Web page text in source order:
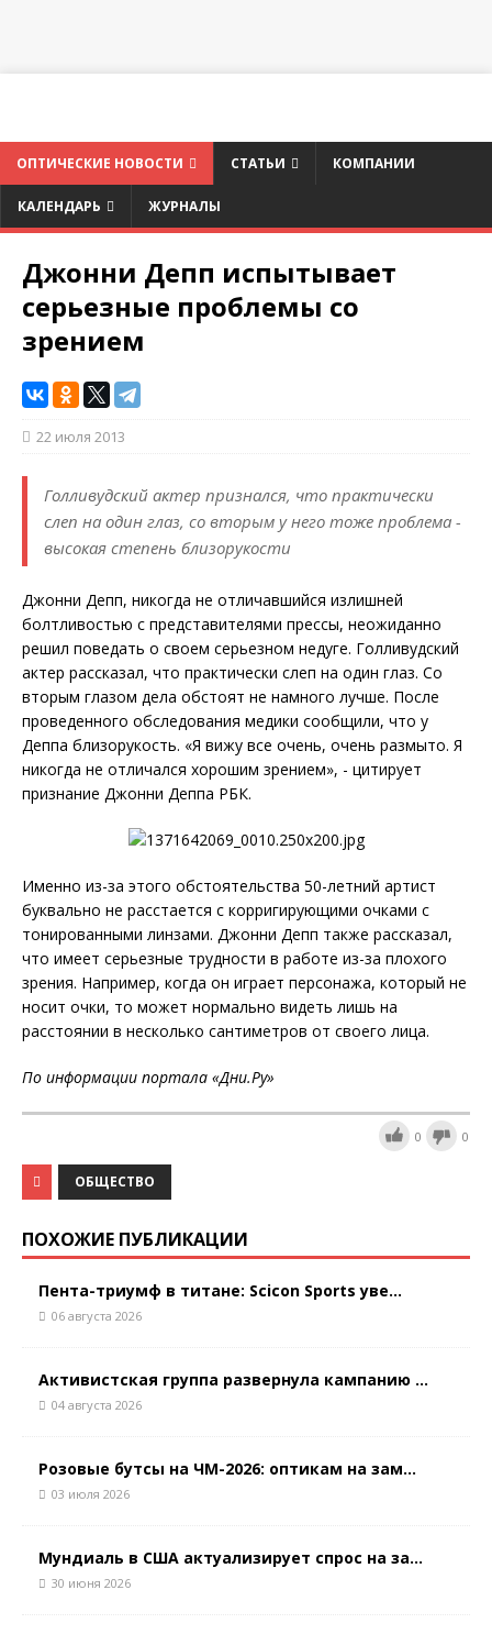
ОПТИЧЕСКИЕ НОВОСТИ СТАТЬИ КОМПАНИИ
КАЛЕНДАРЬ ЖУРНАЛЫ
Джонни Депп испытывает
серьезные проблемы со
зрением
22 июля 2013
Голливудский актер признался, что практически
слеп на один глаз, со вторым у него тоже проблема -
высокая степень близорукости
Джонни Депп, никогда не отличавшийся излишней
болтливостью с представителями прессы, неожиданно
решил поведать о своем серьезном недуге. Голливудский
актер рассказал, что практически слеп на один глаз. Со
вторым глазом дела обстоят не намного лучше. После
проведенного обследования медики сообщили, что у
Деппа близорукость. «Я вижу все очень, очень размыто. Я
никогда не отличался хорошим зрением», - цитирует
признание Джонни Деппа РБК.
Именно из-за этого обстоятельства 50-летний артист
буквально не расстается с корригирующими очками с
тонированными линзами. Джонни Депп также рассказал,
что имеет серьезные трудности в работе из-за плохого
зрения. Например, когда он играет персонажа, который не
носит очки, то может нормально видеть лишь на
расстоянии в несколько сантиметров от своего лица.
По информации портала «Дни.Ру»
0 0
ОБЩЕСТВО
ПОХОЖИЕ ПУБЛИКАЦИИ
Пента-триумф в титане: Scicon Sports уве...
06 августа 2026
Активистская группа развернула кампанию ...
04 августа 2026
Розовые бутсы на ЧМ-2026: оптикам на зам...
03 июля 2026
Мундиаль в США актуализирует спрос на за...
30 июня 2026